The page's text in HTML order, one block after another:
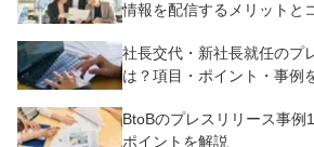
情報を配信するメリットと
社長交代・新社長就任のプ
は？項目・ポイント・事例
BtoBのプレスリリース事例
ポイントを解説